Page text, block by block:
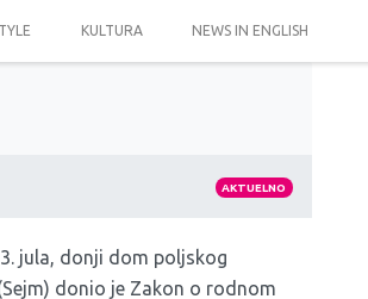
KULTURA NEWS IN ENGLISH
AKTUELNO
jula, donji dom poljskog
donio je Zakon o rodnom